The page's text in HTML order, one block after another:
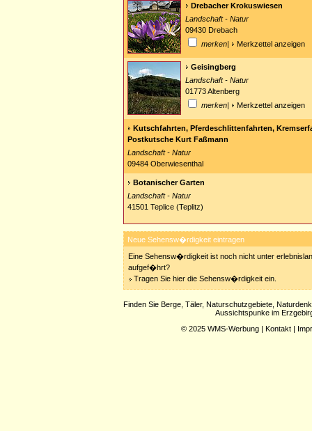
Drebacher Krokuswiesen
Landschaft - Natur
09430 Drebach
merken| Merkzettel anzeigen
Geisingberg
Landschaft - Natur
01773 Altenberg
merken| Merkzettel anzeigen
Kutschfahrten, Pferdeschlittenfahrten,
Postkutsche Kurt Faßmann
Landschaft - Natur
09484 Oberwiesenthal
Botanischer Garten
Landschaft - Natur
41501 Teplice (Teplitz)
Neue Sehensw�rdigkeit eintragen
Eine Sehensw�rdigkeit ist noch nicht unter
aufgef�hrt?
Tragen Sie hier die Sehensw�rdigkeit ein.
Finden Sie Berge, Täler, Naturschutzgebiete,
Aussichtspunke im
© 2025 WMS-Werbung | Kontakt |